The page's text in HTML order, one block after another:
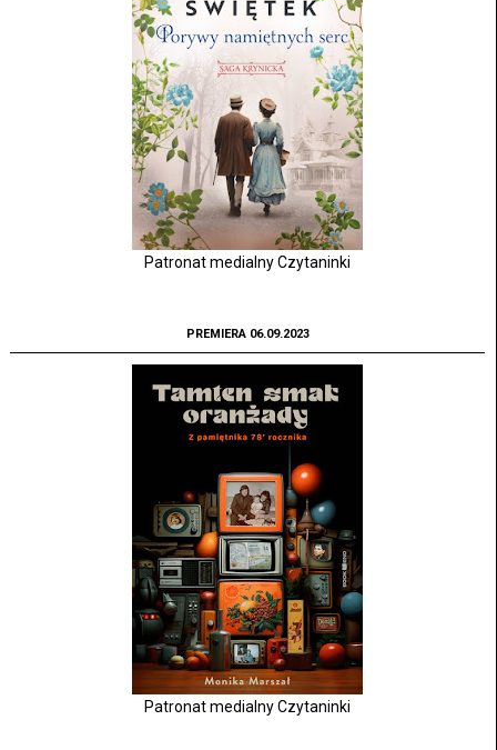
Patronat medialny Czytaninki
PREMIERA 06.09.2023
Patronat medialny Czytaninki